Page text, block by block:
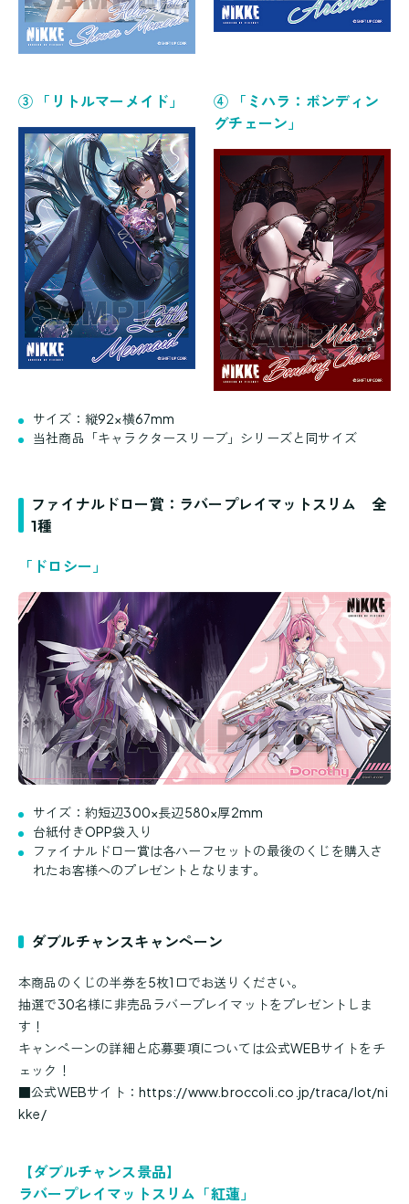
③ 「リトルマーメイド」
④ 「ミハラ：ボンディン
グチェーン」
サイズ：縦92×横67mm
当社商品「キャラクタースリーブ」シリーズと同サイズ
ファイナルドロー賞：ラバープレイマットスリム 全
1種
「ドロシー」
サイズ：約短辺300×長辺580×厚2mm
台紙付きOPP袋入り
ファイナルドロー賞は各ハーフセットの最後のくじを購入さ
れたお客様へのプレゼントとなります。
ダブルチャンスキャンペーン
本商品のくじの半券を5枚1口でお送りください。
抽選で30名様に非売品ラバープレイマットをプレゼントしま
す！
キャンペーンの詳細と応募要項については公式WEBサイトをチ
ェック！
■公式WEBサイト： https://www.broccoli.co.jp/traca/lot/ni
kke/
【ダブルチャンス景品】
ラバープレイマットスリム「紅蓮」